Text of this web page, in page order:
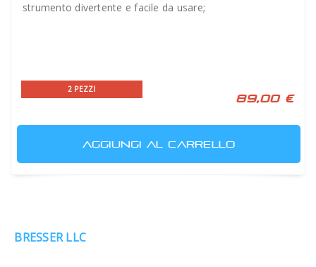
strumento divertente e facile da usare;
2 PEZZI
89,00 €
AGGIUNGI AL CARRELLO
BRESSER LLC